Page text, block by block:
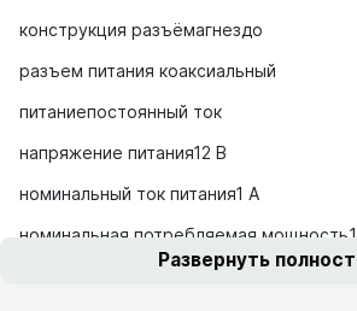
конструкция разъёмагнездо
разъем питания коаксиальный
питаниепостоянный ток
напряжение питания12 В
номинальный ток питания1 А
номинальная потребляемая
Развернуть